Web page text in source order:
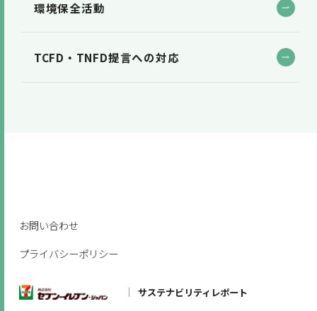
環境保全活動
TCFD・TNFD提言への対応
お問い合わせ
プライバシーポリシー
サステナビリティレポート